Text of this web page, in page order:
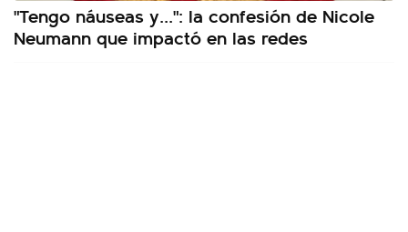
"Tengo náuseas y...": la confesión de Nicole
Neumann que impactó en las redes